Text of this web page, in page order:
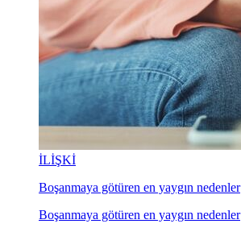
İLİŞKİ
Boşanmaya götüren en yaygın nedenler
Boşanmaya götüren en yaygın nedenler